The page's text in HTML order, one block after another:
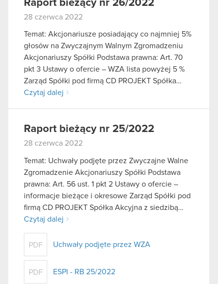
Raport bieżący nr 26/2022
28 czerwca 2022
Temat: Akcjonariusze posiadający co najmniej 5%
głosów na Zwyczajnym Walnym Zgromadzeniu
Akcjonariuszy Spółki Podstawa prawna: Art. 70
pkt 3 Ustawy o ofercie – WZA lista powyżej 5 %
Zarząd Spółki pod firmą CD PROJEKT Spółka…
Czytaj dalej
Raport bieżący nr 25/2022
28 czerwca 2022
Temat: Uchwały podjęte przez Zwyczajne Walne
Zgromadzenie Akcjonariuszy Spółki Podstawa
prawna: Art. 56 ust. 1 pkt 2 Ustawy o ofercie –
informacje bieżące i okresowe Zarząd Spółki pod
firmą CD PROJEKT Spółka Akcyjna z siedzibą…
Czytaj dalej
PDF Uchwały podjęte przez WZA
PDF ESPI - RB 25/2022